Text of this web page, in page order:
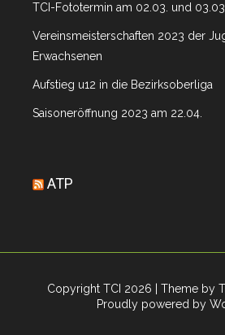
TCI-Fototermin am 02.03. und 03.03.
Vereinsmeisterschaften 2023 der
Erwachsenen
Aufstieg u12 in die Bezirksoberliga
Saisoneröffnung 2023 am 22.04.
ATP
Copyright TCI 2026 | Theme by
Proudly powered by